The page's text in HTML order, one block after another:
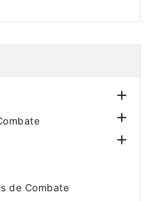



de Combate